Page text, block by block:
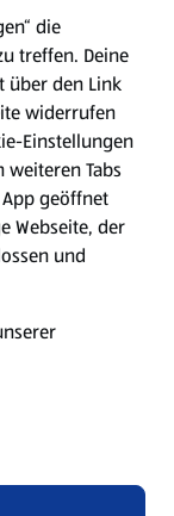
die
treffen. Deine
über den Link
widerrufen
Einstellungen
Tabs
geöffnet
Webseite, der
und